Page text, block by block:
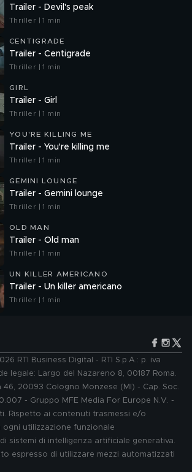
Trailer - Devil's peak
Thriller | 1 min
CENTIGRADE
Trailer - Centigrade
Thriller | 1 min
GIRL
Trailer - Girl
Thriller | 1 min
YOU'RE KILLING ME
Trailer - You're killing me
Thriller | 1 min
GEMINI LOUNGE
Trailer - Gemini lounge
Thriller | 1 min
OLD MAN
Trailer - Old man
Thriller | 1 min
UN KILLER AMERICANO
Trailer - Un killer americano
Thriller | 1 min
RTI Business Digital - RTI S.p.A.: p. iva
legale: Largo del Nazareno 8, 00187 Roma.
46, 20093 Cologno Monzese (MI) - Cap. Soc.
- Gruppo MFE Media For Europe N.V. -
Rispetto ai contenuti trasmessi e/o
utilizzazione funzionale
sistemi di intelligenza artificiale generativa.
espresso di utilizzare mezzi automatizzati